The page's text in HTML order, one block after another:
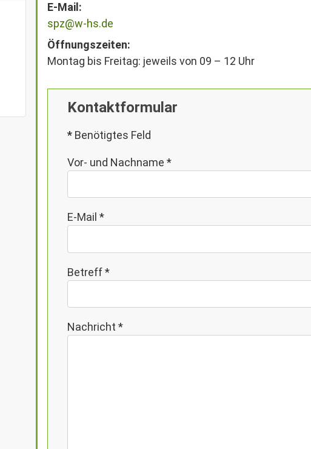
E-Mail:
spz@w-hs.de
Öffnungszeiten:
Montag bis Freitag: jeweils von 09 – 12 Uhr
Kontaktformular
* Benötigtes Feld
Vor- und Nachname *
E-Mail *
Betreff*
Nachricht *